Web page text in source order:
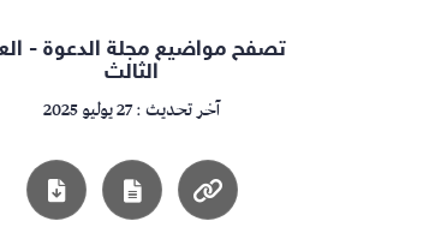
تصفح مواضيع مجلة الدعوة -
الثالث
آخر تحديث : 27 يوليو 2025